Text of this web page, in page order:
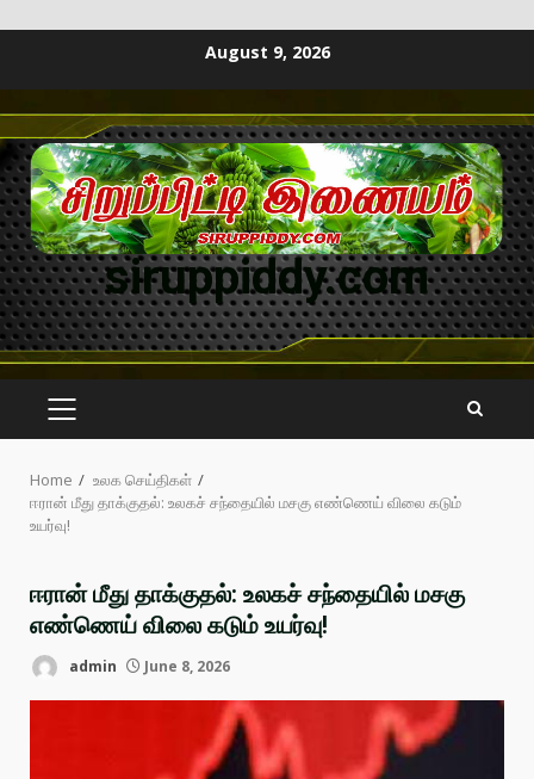
August 9, 2026
siruppiddy.com
Home
உலக செய்திகள்
ஈரான் மீது தாக்குதல்: உலகச் சந்தையில் மசகு எண்ணெய் விலை கடும்
உயர்வு!
ஈரான் மீது தாக்குதல்: உலகச் சந்தையில் மசகு
எண்ணெய் விலை கடும் உயர்வு!
admin June 8, 2026